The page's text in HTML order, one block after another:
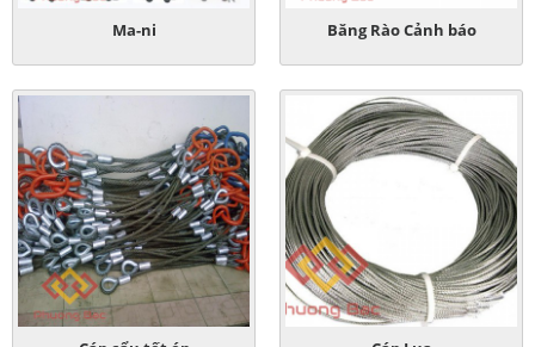
Ma-ni Băng Rào Cảnh báo